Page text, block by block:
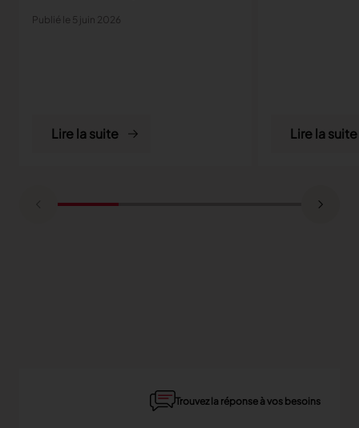
du retail
Publié le 5 juin 2026
Lire la suite Lire la suite
Trouvez la réponse à vos besoins